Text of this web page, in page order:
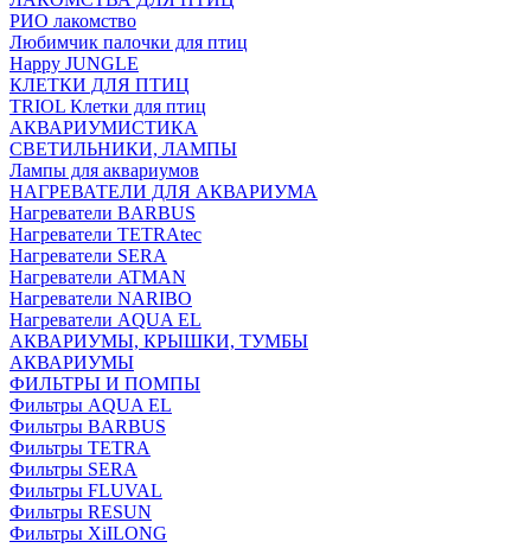
РИО лакомство
Любимчик палочки для птиц
Happy JUNGLE
КЛЕТКИ ДЛЯ ПТИЦ
TRIOL Клетки для птиц
АКВАРИУМИСТИКА
СВЕТИЛЬНИКИ, ЛАМПЫ
Лампы для аквариумов
НАГРЕВАТЕЛИ ДЛЯ АКВАРИУМА
Нагреватели BARBUS
Нагреватели TETRAtec
Нагреватели SERA
Нагреватели ATMAN
Нагреватели NARIBO
Нагреватели AQUA EL
АКВАРИУМЫ, КРЫШКИ, ТУМБЫ
АКВАРИУМЫ
ФИЛЬТРЫ И ПОМПЫ
Фильтры AQUA EL
Фильтры BARBUS
Фильтры ТETRA
Фильтры SERA
Фильтры FLUVAL
Фильтры RESUN
Фильтры XiILONG